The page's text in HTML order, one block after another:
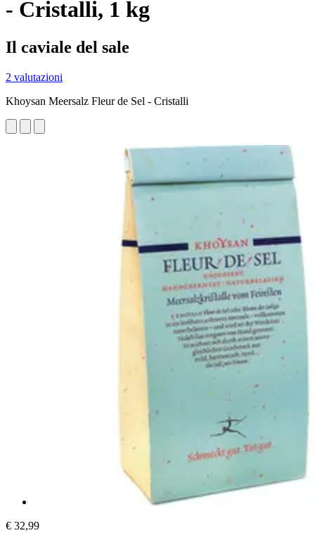
- Cristalli, 1 kg
Il caviale del sale
2 valutazioni
Khoysan Meersalz Fleur de Sel - Cristalli
€ 32,99